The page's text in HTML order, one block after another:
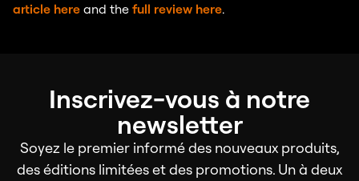
article here and the full review here.
Inscrivez-vous à notre
newsletter
Soyez le premier informé des nouveaux produits,
des éditions limitées et des promotions. Un à deux